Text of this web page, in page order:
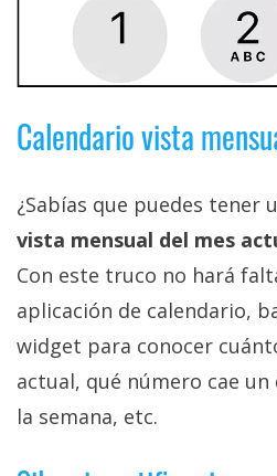
Calendario vista
¿Sabías que puedes tener
vista mensual del mes
Con este truco no hará
aplicación de calendario,
widget para conocer
actual, qué número cae
la semana, etc.